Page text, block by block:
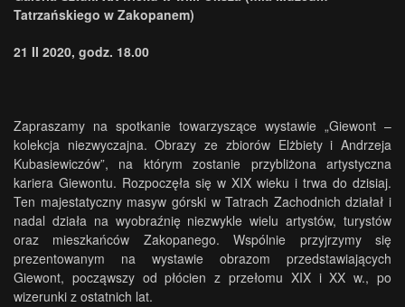
Tatrzańskiego w Zakopanem)
21 II 2020, godz. 18.00
Zapraszamy na spotkanie towarzyszące wystawie „Giewont –
kolekcja niezwyczajna. Obrazy ze zbiorów Elżbiety i Andrzeja
Kubasiewiczów”, na którym zostanie przybliżona artystyczna
kariera Giewontu. Rozpoczęła się w XIX wieku i trwa do dzisiaj.
Ten majestatyczny masyw górski w Tatrach Zachodnich działał i
nadal działa na wyobraźnię niezwykle wielu artystów, turystów
oraz mieszkańców Zakopanego. Wspólnie przyjrzymy się
prezentowanym na wystawie obrazom przedstawiających
Giewont, począwszy od płócien z przełomu XIX i XX w., po
wizerunki z ostatnich lat.